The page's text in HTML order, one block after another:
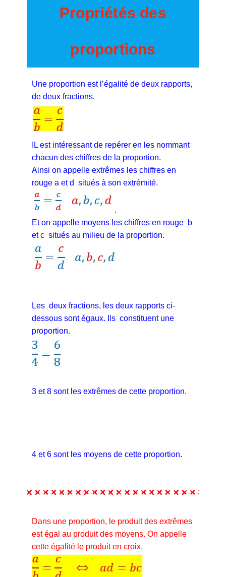
Propriétés des
proportions
Une proportion est l’égalité de deux rapports,
de deux fractions.
IL est intéressant de repérer en les nommant
chacun des chiffres de la proportion.
Ainsi on appelle extrêmes les chiffres en
rouge a et d situés à son extrémité.
.
Et on appelle moyens les chiffres en rouge b
et c situés au milieu de la proportion.
Les deux fractions, les deux rapports ci-
dessous sont égaux. Ils constituent une
proportion.
3 et 8 sont les extrêmes de cette proportion.
4 et 6 sont les moyens de cette proportion.
Dans une proportion, le produit des extrêmes
est égal au produit des moyens. On appelle
cette égalité le produit en croix.